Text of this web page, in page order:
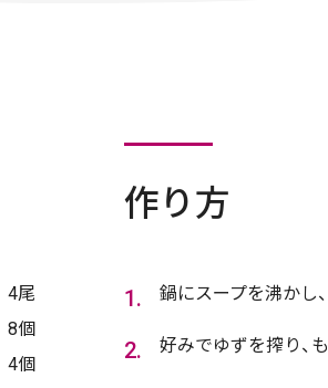
4尾
8個
4個
作り方
鍋にスープを沸かし
好みでゆずを搾り、